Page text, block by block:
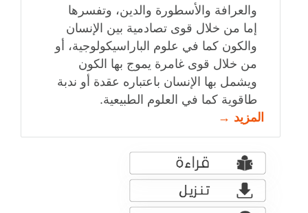
والعرافة والأسطورة والدين، وتفسرها
إما من خلال قوى تصادمية بين الإنسان
والكون كما في علوم الباراسيكولوجية، أو
من خلال قوى غامرة يموج بها الكون
ويشمل بها الإنسان باعتباره عقدة أو ندبة
طاقوية كما في العلوم الطبيعية.
المزيد →